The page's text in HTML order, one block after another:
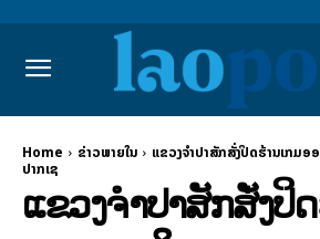
Home ຂ່າວພາຍ​ໃນ
ແຂວງຈຳປາສັກສັ່ງປິດຮ້ານເກມອ
ປາກເຊ
ແຂວງຈຳປາສັກສັ່ງປິ